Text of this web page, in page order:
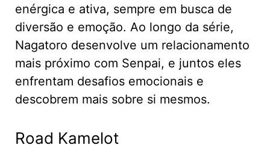
enérgica e ativa, sempre em busca de
diversão e emoção. Ao longo da série,
Nagatoro desenvolve um relacionamento
mais próximo com Senpai, e juntos eles
enfrentam desafios emocionais e
descobrem mais sobre si mesmos.
Road Kamelot